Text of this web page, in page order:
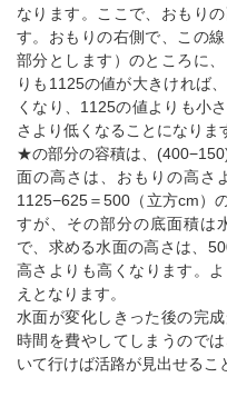
なります。ここで、おもり
す。おもりの右側で、この
部分とします）のところに
りも1125の値が大きければ
くなり、1125の値よりも小
さより低くなることになりま
★の部分の容積は、
面の高さは、おもりの高さ
1125−625＝500（立方cm）
すが、その部分の底面積は
で、求める水面の高さは、
高さよりも高くなります。
えとなります。
水面が変化しきった後の完
時間を費やしてしまうので
いて行けば活路が見出せるこ